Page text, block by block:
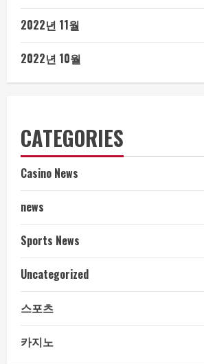
2022년 11월
2022년 10월
CATEGORIES
Casino News
news
Sports News
Uncategorized
스포츠
카지노